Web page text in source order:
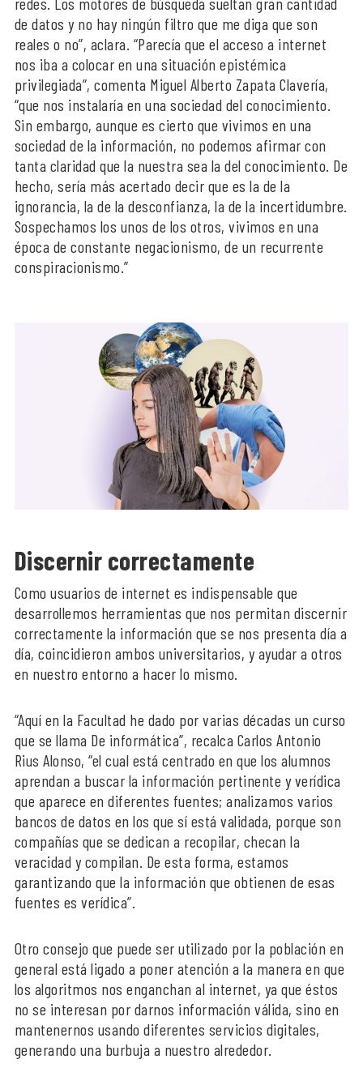
de datos y no hay ningún filtro que me diga que son
reales o no”, aclara. “Parecía que el acceso a internet
nos iba a colocar en una situación epistémica
privilegiada”, comenta Miguel Alberto Zapata Clavería,
“que nos instalaría en una sociedad del conocimiento.
Sin embargo, aunque es cierto que vivimos en una
sociedad de la información, no podemos afirmar con
tanta claridad que la nuestra sea la del conocimiento. De
hecho, sería más acertado decir que es la de la
ignorancia, la de la desconfianza, la de la incertidumbre.
Sospechamos los unos de los otros, vivimos en una
época de constante negacionismo, de un recurrente
conspiracionismo.”
Discernir correctamente
Como usuarios de internet es indispensable que
desarrollemos herramientas que nos permitan discernir
correctamente la información que se nos presenta día a
día, coincidieron ambos universitarios, y ayudar a otros
en nuestro entorno a hacer lo mismo.
“Aquí en la Facultad he dado por varias décadas un curso
que se llama De informática”, recalca Carlos Antonio
Rius Alonso, “el cual está centrado en que los alumnos
aprendan a buscar la información pertinente y verídica
que aparece en diferentes fuentes; analizamos varios
bancos de datos en los que sí está validada, porque son
compañías que se dedican a recopilar, checan la
veracidad y compilan. De esta forma, estamos
garantizando que la información que obtienen de esas
fuentes es verídica”.
Otro consejo que puede ser utilizado por la población en
general está ligado a poner atención a la manera en que
los algoritmos nos enganchan al internet, ya que éstos
no se interesan por darnos información válida, sino en
mantenernos usando diferentes servicios digitales,
generando una burbuja a nuestro alrededor.